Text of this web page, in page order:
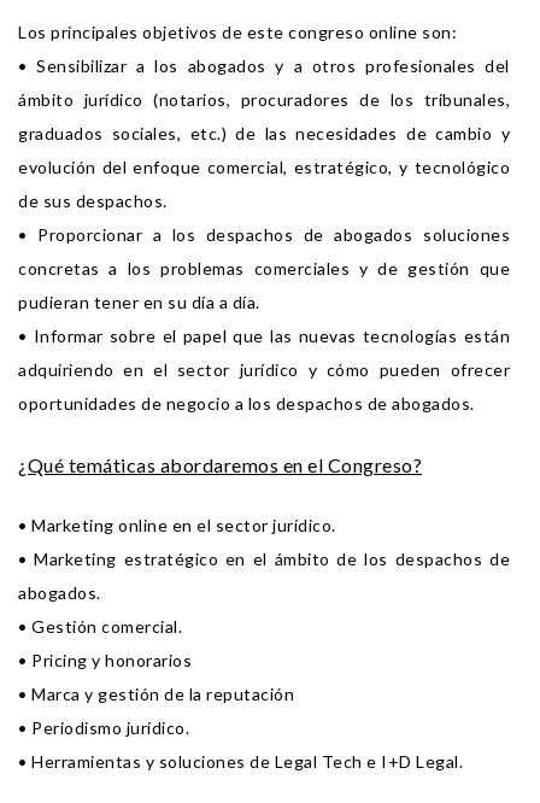
Los principales objetivos de este congreso online son:
• Sensibilizar a los abogados y a otros profesionales del
ámbito jurídico (notarios, procuradores de los tribunales,
graduados sociales, etc.) de las necesidades de cambio y
evolución del enfoque comercial, estratégico, y tecnológico
de sus despachos.
• Proporcionar a los despachos de abogados soluciones
concretas a los problemas comerciales y de gestión que
pudieran tener en su día a día.
• Informar sobre el papel que las nuevas tecnologías están
adquiriendo en el sector jurídico y cómo pueden ofrecer
oportunidades de negocio a los despachos de abogados.
¿Qué temáticas abordaremos en el Congreso?
• Marketing online en el sector jurídico.
• Marketing estratégico en el ámbito de los despachos de
abogados.
• Gestión comercial.
• Pricing y honorarios
• Marca y gestión de la reputación
• Periodismo jurídico.
• Herramientas y soluciones de Legal Tech e I+D Legal.